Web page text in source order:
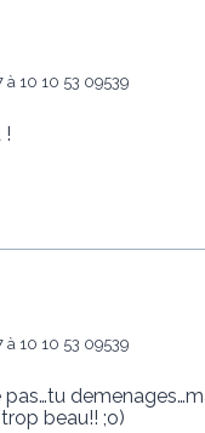
10 10 53 09539
!
10 10 53 09539
pas…tu
beau!! ;o)